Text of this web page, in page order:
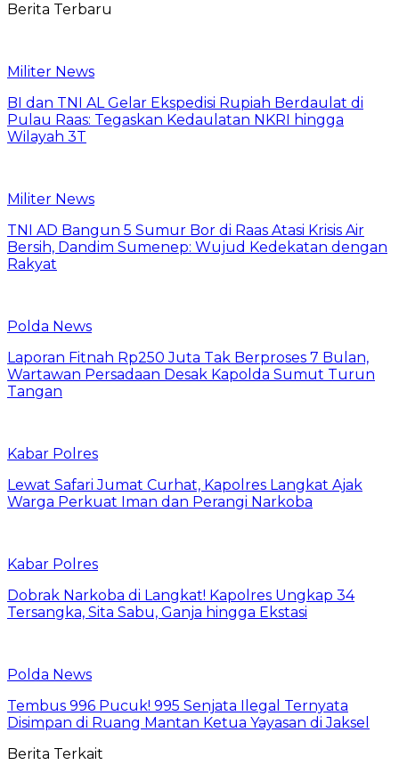
Berita Terbaru
Militer News
BI dan TNI AL Gelar Ekspedisi Rupiah Berdaulat di
Pulau Raas: Tegaskan Kedaulatan NKRI hingga
Wilayah 3T
Militer News
TNI AD Bangun 5 Sumur Bor di Raas Atasi Krisis Air
Bersih, Dandim Sumenep: Wujud Kedekatan dengan
Rakyat
Polda News
Laporan Fitnah Rp250 Juta Tak Berproses 7 Bulan,
Wartawan Persadaan Desak Kapolda Sumut Turun
Tangan
Kabar Polres
Lewat Safari Jumat Curhat, Kapolres Langkat Ajak
Warga Perkuat Iman dan Perangi Narkoba
Kabar Polres
Dobrak Narkoba di Langkat! Kapolres Ungkap 34
Tersangka, Sita Sabu, Ganja hingga Ekstasi
Polda News
Tembus 996 Pucuk! 995 Senjata Ilegal Ternyata
Disimpan di Ruang Mantan Ketua Yayasan di Jaksel
Berita Terkait